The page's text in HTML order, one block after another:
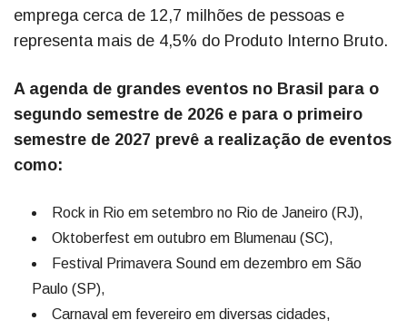
emprega cerca de 12,7 milhões de pessoas e
representa mais de 4,5% do Produto Interno Bruto.
A agenda de grandes eventos no Brasil para o
segundo semestre de 2026 e para o primeiro
semestre de 2027 prevê a realização de eventos
como:
Rock in Rio em setembro no Rio de Janeiro (RJ),
Oktoberfest em outubro em Blumenau (SC),
Festival Primavera Sound em dezembro em São
Paulo (SP),
Carnaval em fevereiro em diversas cidades,